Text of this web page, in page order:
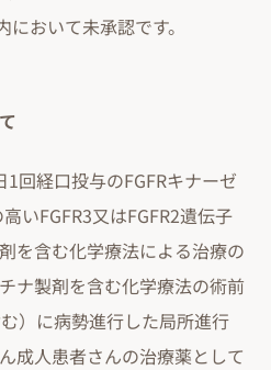
おいて未承認です。
回経口投与のFGFRキナーゼ
いFGFR3又はFGFR2遺伝子
を含む化学療法による治療の
ナ製剤を含む化学療法の術前
）に病勢進行した局所進行
成人患者さんの治療薬として